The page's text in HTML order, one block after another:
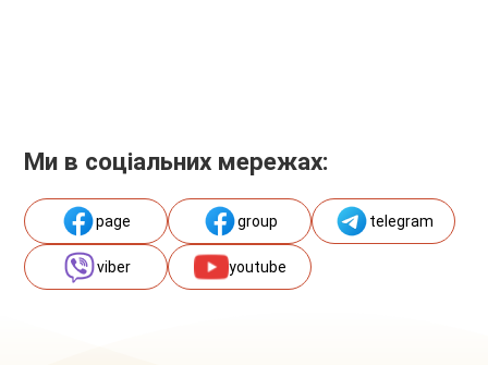
Ми в соціальних мережах:
page group telegram
viber youtube